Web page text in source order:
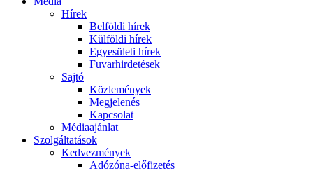
Hírek
Belföldi hírek
Külföldi hírek
Egyesületi hírek
Fuvarhirdetések
Sajtó
Közlemények
Megjelenés
Kapcsolat
Médiaajánlat
Szolgáltatások
Kedvezmények
Adózóna-előfizetés